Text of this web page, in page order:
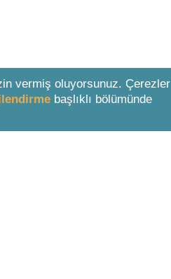
vermiş oluyorsunuz. Çerezler
başlıklı bölümünde